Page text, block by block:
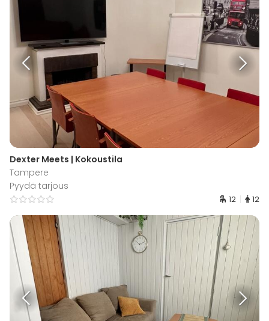
Dexter Meets | Kokoustila
Tampere
Pyydä tarjous
12 12